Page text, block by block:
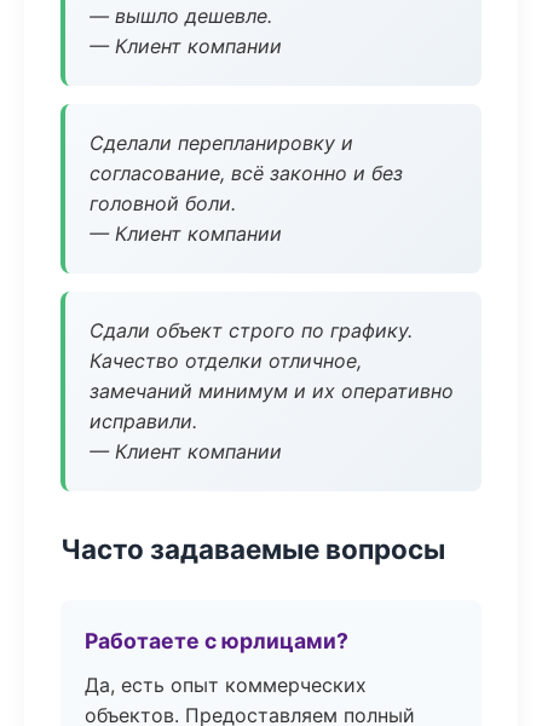
— вышло дешевле.
— Клиент компании
Сделали перепланировку и
согласование, всё законно и без
головной боли.
— Клиент компании
Сдали объект строго по графику.
Качество отделки отличное,
замечаний минимум и их оперативно
исправили.
— Клиент компании
Часто задаваемые вопросы
Работаете с юрлицами?
Да, есть опыт коммерческих
объектов. Предоставляем полный